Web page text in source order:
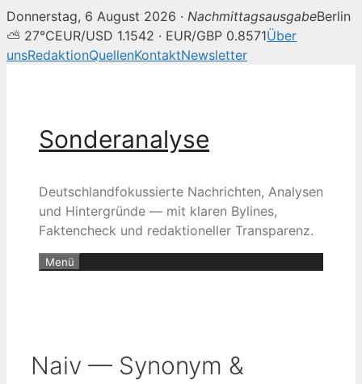
Donnerstag, 6 August 2026 · NachmittagsausgabeBerlin
⛅ 27°CEUR/USD 1.1542 · EUR/GBP 0.8571Über
unsRedaktionQuellenKontaktNewsletter
Sonderanalyse
Deutschlandfokussierte Nachrichten, Analysen
und Hintergründe — mit klaren Bylines,
Faktencheck und redaktioneller Transparenz.
Menü
Naiv — Synonym &